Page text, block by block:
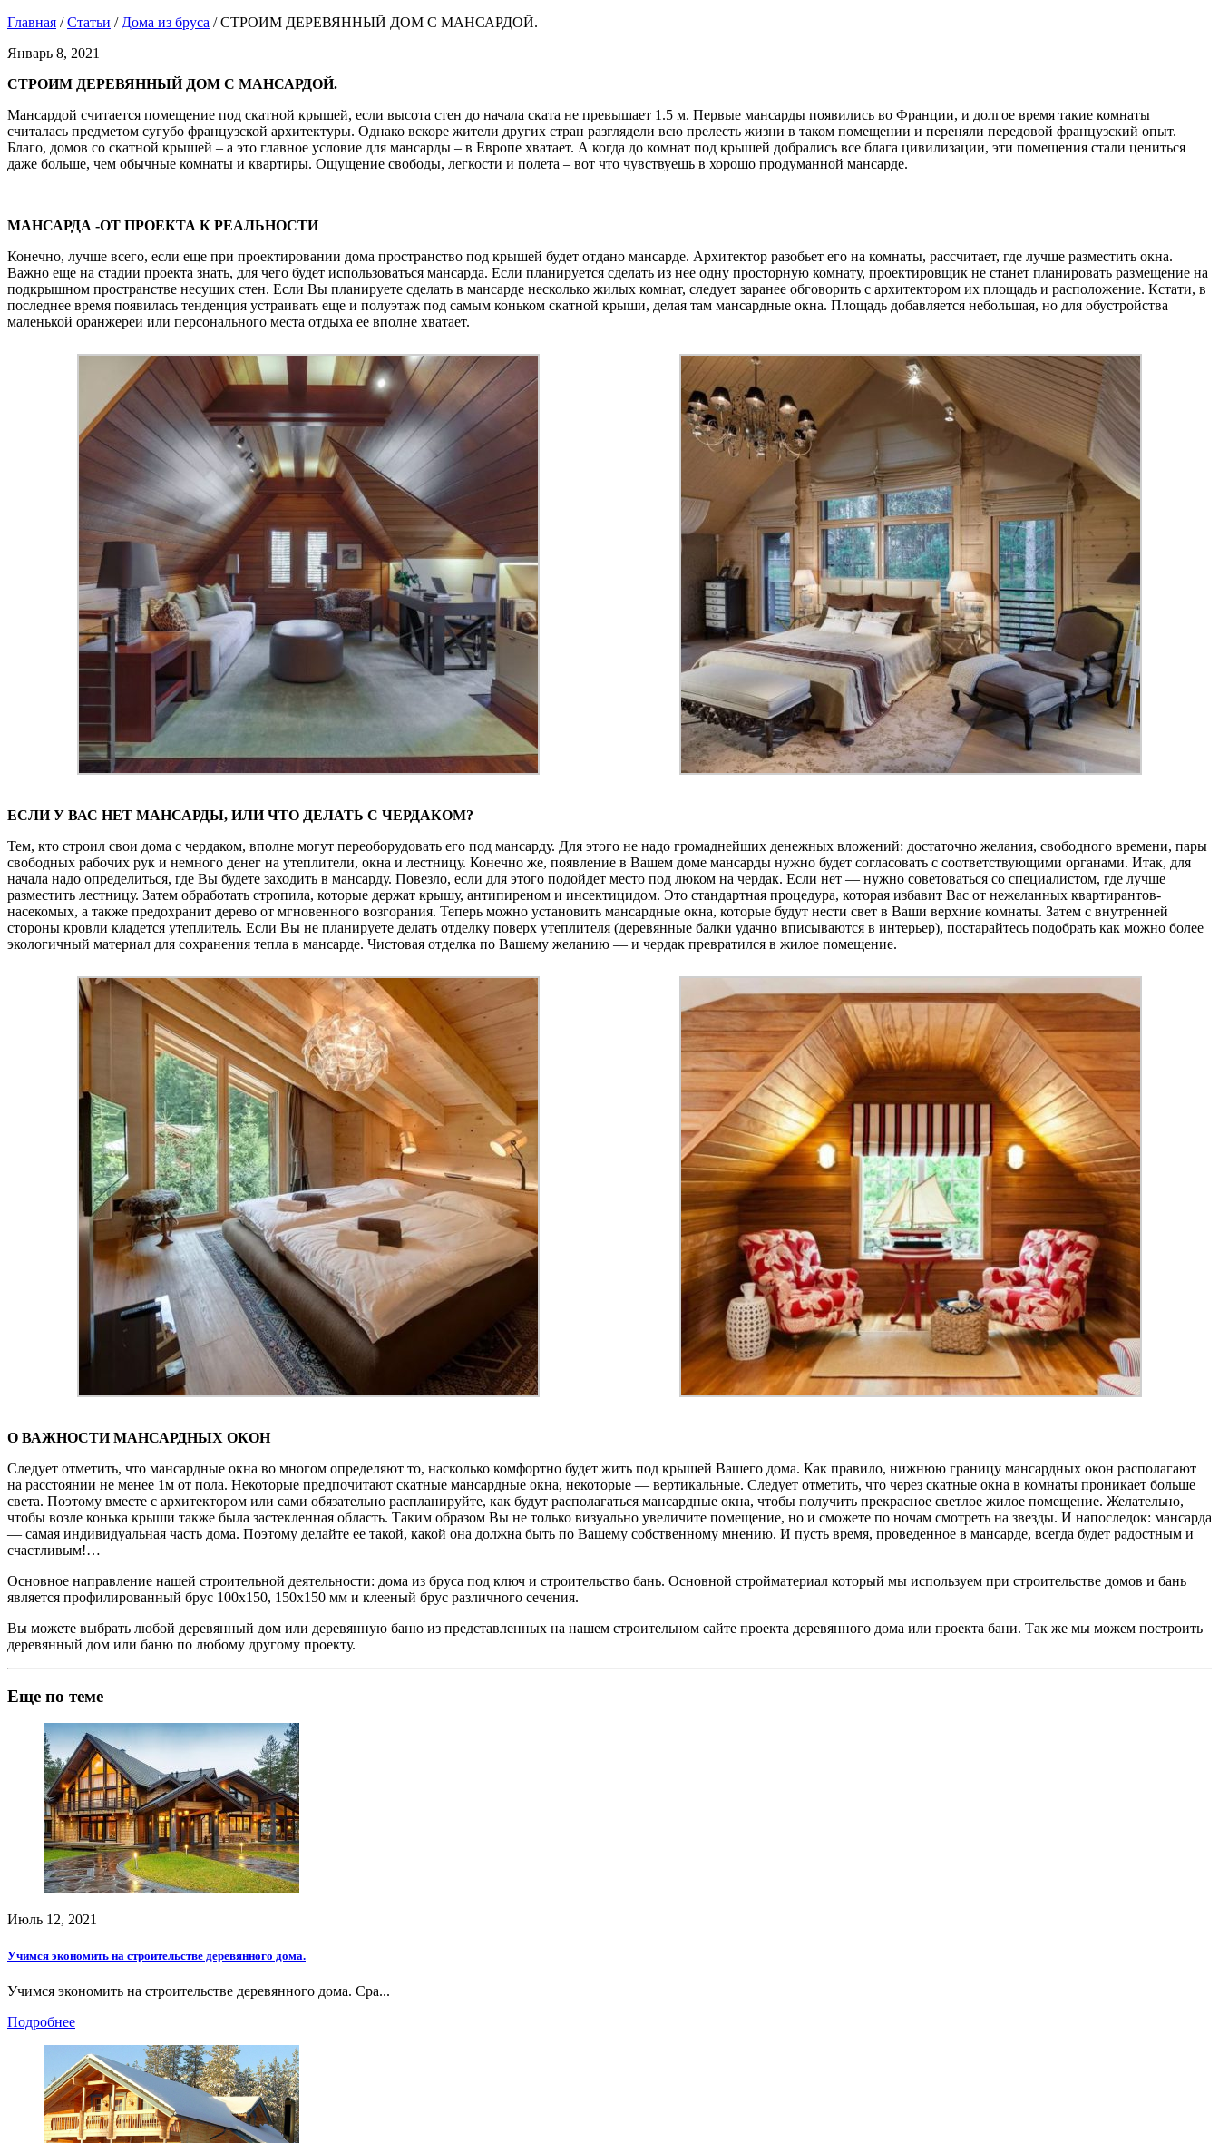
Главная /Статьи / Дома из бруса /СТРОИМ ДЕРЕВЯННЫЙ ДОМ С МАНСАРДОЙ.
Январь 8, 2021
СТРОИМ ДЕРЕВЯННЫЙ ДОМ С МАНСАРДОЙ.
Мансардой считается помещение под скатной крышей, если высота стен до начала ската не превышает 1.5 м. Первые мансарды появились во Франции, и долгое время такие комнаты
считалась предметом сугубо французской архитектуры. Однако вскоре жители других стран разглядели всю прелесть жизни в таком помещении и переняли передовой французский опыт.
Благо, домов со скатной крышей – а это главное условие для мансарды – в Европе хватает. А когда до комнат под крышей добрались все блага цивилизации, эти помещения стали цениться
даже больше, чем обычные комнаты и квартиры. Ощущение свободы, легкости и полета – вот что чувствуешь в хорошо продуманной мансарде.
МАНСАРДА -ОТ ПРОЕКТА К РЕАЛЬНОСТИ
Конечно, лучше всего, если еще при проектировании дома пространство под крышей будет отдано мансарде. Архитектор разобьет его на комнаты, рассчитает, где лучше разместить окна.
Важно еще на стадии проекта знать, для чего будет использоваться мансарда. Если планируется сделать из нее одну просторную комнату, проектировщик не станет планировать размещение на
подкрышном пространстве несущих стен. Если Вы планируете сделать в мансарде несколько жилых комнат, следует заранее обговорить с архитектором их площадь и расположение. Кстати, в
последнее время появилась тенденция устраивать еще и полуэтаж под самым коньком скатной крыши, делая там мансардные окна. Площадь добавляется небольшая, но для обустройства
маленькой оранжереи или персонального места отдыха ее вполне хватает.
ЕСЛИ У ВАС НЕТ МАНСАРДЫ, ИЛИ ЧТО ДЕЛАТЬ С ЧЕРДАКОМ?
Тем, кто строил свои дома с чердаком, вполне могут переоборудовать его под мансарду. Для этого не надо громаднейших денежных вложений: достаточно желания, свободного времени, пары
свободных рабочих рук и немного денег на утеплители, окна и лестницу. Конечно же, появление в Вашем доме мансарды нужно будет согласовать с соответствующими органами. Итак, для
начала надо определиться, где Вы будете заходить в мансарду. Повезло, если для этого подойдет место под люком на чердак. Если нет — нужно советоваться со специалистом, где лучше
разместить лестницу. Затем обработать стропила, которые держат крышу, антипиреном и инсектицидом. Это стандартная процедура, которая избавит Вас от нежеланных квартирантов-
насекомых, а также предохранит дерево от мгновенного возгорания. Теперь можно установить мансардные окна, которые будут нести свет в Ваши верхние комнаты. Затем с внутренней
стороны кровли кладется утеплитель. Если Вы не планируете делать отделку поверх утеплителя (деревянные балки удачно вписываются в интерьер), постарайтесь подобрать как можно более
экологичный материал для сохранения тепла в мансарде. Чистовая отделка по Вашему желанию — и чердак превратился в жилое помещение.
О ВАЖНОСТИ МАНСАРДНЫХ ОКОН
Следует отметить, что мансардные окна во многом определяют то, насколько комфортно будет жить под крышей Вашего дома. Как правило, нижнюю границу мансардных окон располагают
на расстоянии не менее 1м от пола. Некоторые предпочитают скатные мансардные окна, некоторые — вертикальные. Следует отметить, что через скатные окна в комнаты проникает больше
света. Поэтому вместе с архитектором или сами обязательно распланируйте, как будут располагаться мансардные окна, чтобы получить прекрасное светлое жилое помещение. Желательно,
чтобы возле конька крыши также была застекленная область. Таким образом Вы не только визуально увеличите помещение, но и сможете по ночам смотреть на звезды. И напоследок: мансарда
— самая индивидуальная часть дома. Поэтому делайте ее такой, какой она должна быть по Вашему собственному мнению. И пусть время, проведенное в мансарде, всегда будет радостным и
счастливым!…
Основное направление нашей строительной деятельности: дома из бруса под ключ и строительство бань. Основной стройматериал который мы используем при строительстве домов и бань
является профилированный брус 100х150, 150х150 мм и клееный брус различного сечения.
Вы можете выбрать любой деревянный дом или деревянную баню из представленных на нашем строительном сайте проекта деревянного дома или проекта бани. Так же мы можем построить
деревянный дом или баню по любому другому проекту.
Еще по теме
Июль 12, 2021
Учимся экономить на строительстве деревянного дома.
Учимся экономить на строительстве деревянного дома. Сра...
Подробнее